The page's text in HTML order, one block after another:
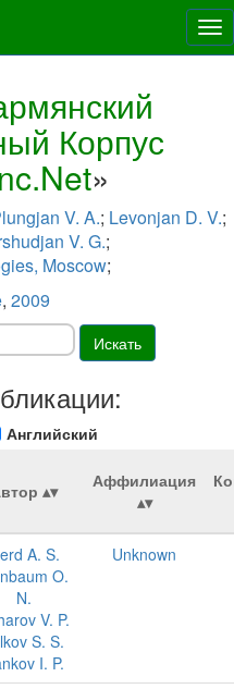
Корпус
»
V. A.; Levonjan D. V.;
V. G.;
Moscow;
, 2009
Искать
Английский
Аффилиация
A. S.
O.
N.
V. P.
S. S.
I. P.
Unknown